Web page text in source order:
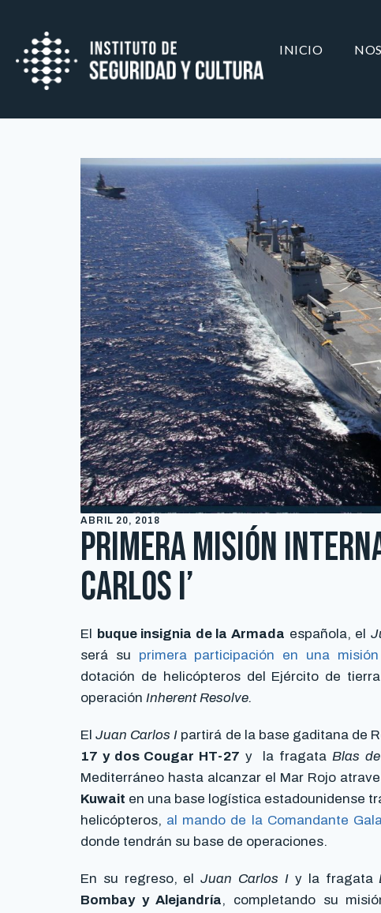
INICIO
ABRIL 20, 2018
Primera misión
Carlos I’
El buque insignia de la Armada española, el
será su primera participación en una
dotación de helicópteros del Ejército de
operación Inherent Resolve.
ElJuan Carlos I partirá de la base gaditana de
17 y dos Cougar HT-27 y la fragata Blas de
Mediterráneo hasta alcanzar el Mar Rojo
Kuwait en una base logística estadounidense
helicópteros, al mando de la Comandante
donde tendrán su base de operaciones.
En su regreso, elJuan Carlos I y la fragata
Bombay y Alejandría, completando su